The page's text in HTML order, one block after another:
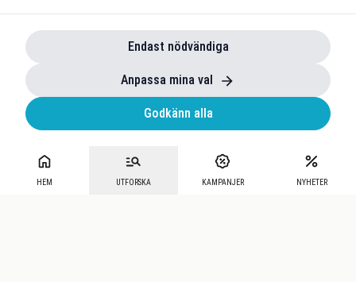
HEM UTFORSKA KAMPANJER NYHETER
Endast nödvändiga
Anpassa mina val
Godkänn alla